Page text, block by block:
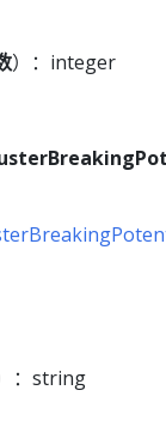
）：integer
：string